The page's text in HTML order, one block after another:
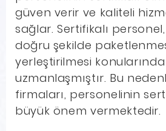
güven verir ve kaliteli
sağlar. Sertifikalı
doğru şekilde
yerleştirilmesi konularında
uzmanlaşmıştır. Bu
firmaları, personelinin
büyük önem vermektedir.